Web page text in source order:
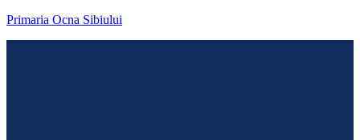
Primaria Ocna Sibiului